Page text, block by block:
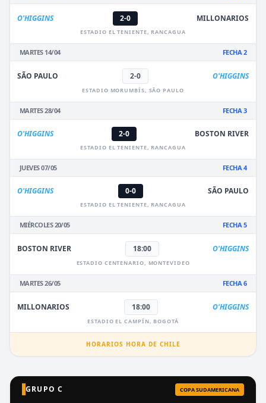
O'HIGGINS 2-0 MILLONARIOS
ESTADIO EL TENIENTE, RANCAGUA
MARTES 14/04 FECHA 2
SÃO PAULO 2-0 O'HIGGINS
ESTADIO MORUMBÍS, SÃO PAULO
MARTES 28/04 FECHA 3
O'HIGGINS 2-0 BOSTON RIVER
ESTADIO EL TENIENTE, RANCAGUA
JUEVES 07/05 FECHA 4
O'HIGGINS 0-0 SÃO PAULO
ESTADIO EL TENIENTE, RANCAGUA
MIÉRCOLES 20/05 FECHA 5
BOSTON RIVER 18:00 O'HIGGINS
ESTADIO CENTENARIO, MONTEVIDEO
MARTES 26/05 FECHA 6
MILLONARIOS 18:00 O'HIGGINS
ESTADIO EL CAMPÍN, BOGOTÁ
HORARIOS HORA DE CHILE
GRUPO C COPA SUDAMERICANA